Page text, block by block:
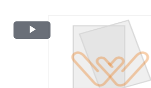
Play
Video